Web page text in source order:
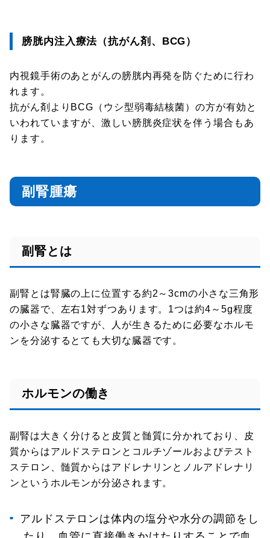
膀胱内注入療法（抗がん剤、BCG）
内視鏡手術のあとがんの膀胱内再発を防ぐために行わ
れます。
抗がん剤よりBCG（ウシ型弱毒結核菌）の方が有効と
いわれていますが、激しい膀胱炎症状を伴う場合もあ
ります。
副腎腫瘍
副腎とは
副腎とは腎臓の上に位置する約2～3cmの小さな三角形
の臓器で、左右1対ずつあります。1つは約4～5g程度
の小さな臓器ですが、人が生きるために必要なホルモ
ンを分泌するとても大切な臓器です。
ホルモンの働き
副腎は大きく分けると皮質と髄質に分かれており、皮
質からはアルドステロンとコルチゾールおよびテスト
ステロン、髄質からはアドレナリンとノルアドレナリ
ンというホルモンが分泌されます。
アルドステロンは体内の塩分や水分の調節をし